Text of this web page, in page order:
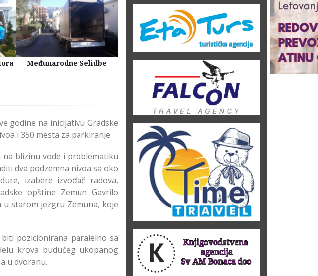
Međunarodne Selidbe Selidbe Firme Beograd
Skladištenje Stvari
Magacin Lagerovanje
godine na inicijativu Gradske
i 350 mesta za parkiranje.
na blizinu vode i problematiku
dva podzemna nivoa sa oko
izabere izvođač radova,
opštine Zemun Gavrilo
u starom jezgru Zemuna, koje
biti pozicionirana paralelno sa
krova budućeg ukopanog
u dvoranu.